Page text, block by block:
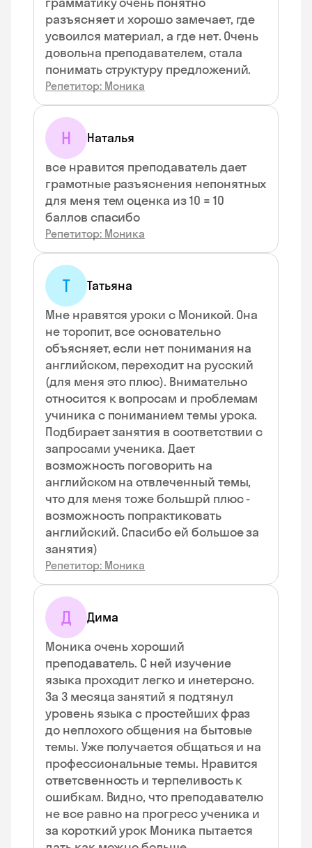
разъясняет и хорошо замечает, где
усвоился материал, а где нет. Очень
довольна преподавателем, стала
понимать структуру предложений.
Репетитор: Моника
Н
Наталья
все нравится преподаватель дает
грамотные разъяснения непонятных
для меня тем оценка из 10 = 10
баллов спасибо
Репетитор: Моника
Т
Татьяна
Мне нравятся уроки с Моникой. Она
не торопит, все основательно
объясняет, если нет понимания на
английском, переходит на русский
(для меня это плюс). Внимательно
относится к вопросам и проблемам
учиника с пониманием темы урока.
Подбирает занятия в соответствии с
запросами ученика. Дает
возможность поговорить на
английском на отвлеченный темы,
что для меня тоже большрй плюс -
возможность попрактиковать
английский. Спасибо ей большое за
занятия)
Репетитор: Моника
Д
Дима
Моника очень хороший
преподаватель. С ней изучение
языка проходит легко и инетерсно.
За 3 месяца занятий я подтянул
уровень языка с простейших фраз
до неплохого общения на бытовые
темы. Уже получается общаться и на
профессиональные темы. Нравится
ответсвенность и терпеливость к
ошибкам. Видно, что преподавателю
не все равно на прогресс ученика и
за короткий урок Моника пытается